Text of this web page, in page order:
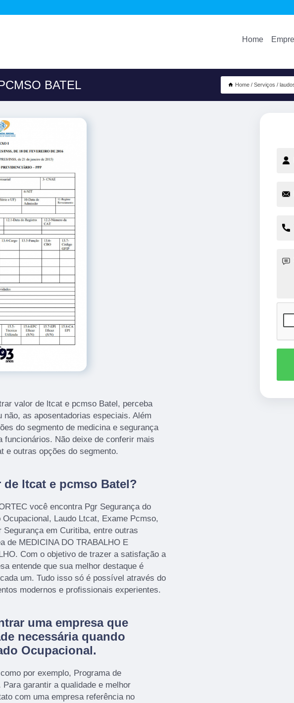
Home
BATEL Home Serviços
valor de ltcat e pcmso Batel, perceba
não, as aposentadorias especiais. Além
do segmento de medicina e segurança
funcionários. Não deixe de conferir mais
e outras opções do segmento.
ltcat e pcmso Batel?
você encontra Pgr Segurança do
Laudo Ltcat, Exame Pcmso,
em Curitiba, entre outras
de MEDICINA DO TRABALHO E
Com o objetivo de trazer a satisfação a
entende que sua melhor destaque é
um. Tudo isso só é possível através do
modernos e profissionais experientes.
uma empresa que
necessária quando
Ocupacional.
por exemplo, Programa de
garantir a qualidade e melhor
com uma empresa referência no